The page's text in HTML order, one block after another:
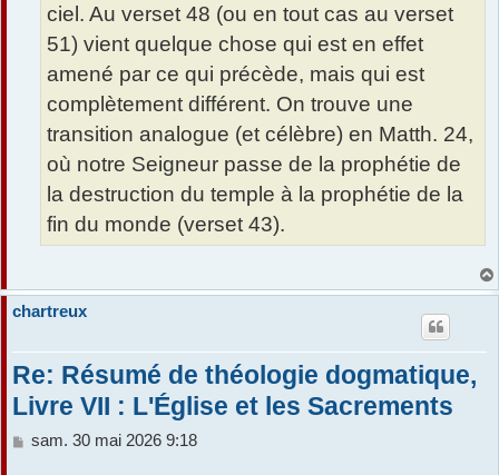
ciel. Au verset 48 (ou en tout cas au verset
51) vient quelque chose qui est en effet
amené par ce qui précède, mais qui est
complètement différent. On trouve une
transition analogue (et célèbre) en Matth. 24,
où notre Seigneur passe de la prophétie de
la destruction du temple à la prophétie de la
fin du monde (verset 43).
chartreux
Re: Résumé de théologie dogmatique,
Livre VII : L'Église et les Sacrements
M
sam. 30 mai 2026 9:18